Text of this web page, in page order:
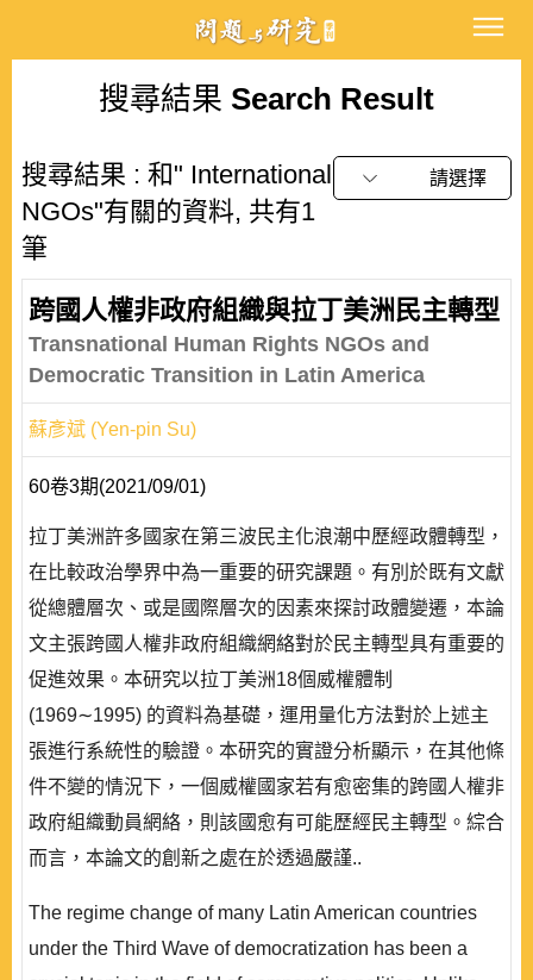
搜尋結果 Search Result
搜尋結果 : 和" International
NGOs"有關的資料, 共有1
筆
請選擇
跨國人權非政府組織與拉丁美洲民主轉型
Transnational Human Rights NGOs and
Democratic Transition in Latin America
蘇彥斌 (Yen-pin Su)
60卷3期(2021/09/01)
拉丁美洲許多國家在第三波民主化浪潮中歷經政體轉型，
在比較政治學界中為一重要的研究課題。有別於既有文獻
從總體層次、或是國際層次的因素來探討政體變遷，本論
文主張跨國人權非政府組織網絡對於民主轉型具有重要的
促進效果。本研究以拉丁美洲18個威權體制
(1969∼1995) 的資料為基礎，運用量化方法對於上述主
張進行系統性的驗證。本研究的實證分析顯示，在其他條
件不變的情況下，一個威權國家若有愈密集的跨國人權非
政府組織動員網絡，則該國愈有可能歷經民主轉型。綜合
而言，本論文的創新之處在於透過嚴謹..
The regime change of many Latin American countries
under the Third Wave of democratization has been a